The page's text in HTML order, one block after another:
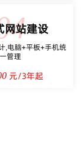
网站建设
,电脑+平板+手机统
一管理
元/3年起